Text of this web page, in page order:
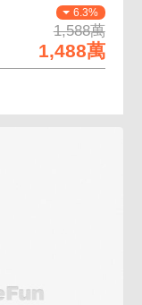
6.3%
1,588萬
1,488萬